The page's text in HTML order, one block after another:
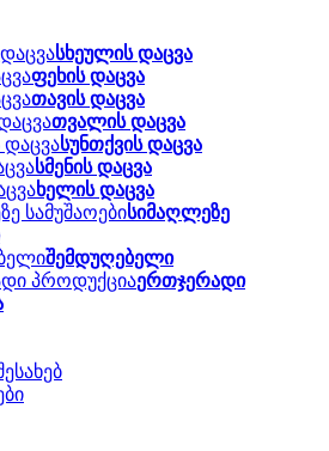
სხეულის დაცვა
ფეხის დაცვა
თავის დაცვა
თვალის დაცვა
სუნთქვის დაცვა
სმენის დაცვა
ხელის დაცვა
სიმაღლეზე
შემდუღებელი
ერთჯერადი